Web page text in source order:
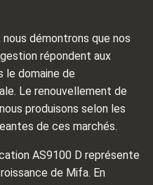
démontrons que nos
répondent aux
le domaine de
Le renouvellement de
produisons selon les
de ces marchés.
AS9100 D représente
de Mifa. En